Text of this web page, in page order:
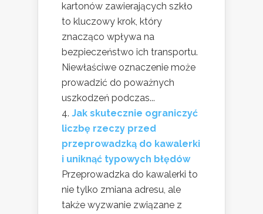
kartonów zawierających szkło
to kluczowy krok, który
znacząco wpływa na
bezpieczeństwo ich transportu.
Niewłaściwe oznaczenie może
prowadzić do poważnych
uszkodzeń podczas...
Jak skutecznie ograniczyć
liczbę rzeczy przed
przeprowadzką do kawalerki
i uniknąć typowych błędów
Przeprowadzka do kawalerki to
nie tylko zmiana adresu, ale
także wyzwanie związane z